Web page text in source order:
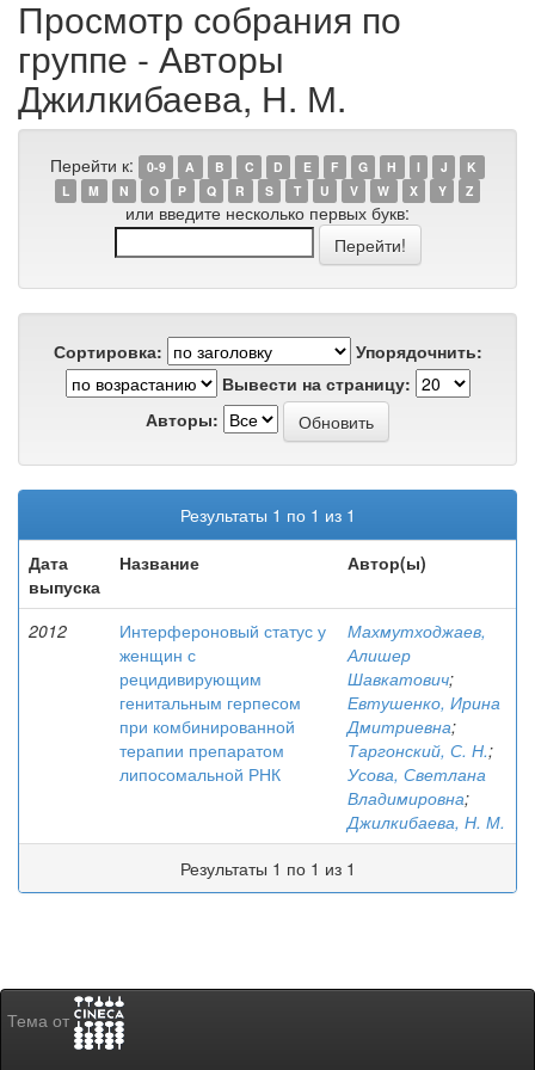
Просмотр собрания по
группе - Авторы
Джилкибаева, Н. М.
Перейти к: 0-9 A B C D E F G H I J
K
L
M N O P Q R S T U V W X Y Z
или введите несколько первых букв:
Сортировка:
Упорядочнить:
Вывести на страницу:
Авторы:
Результаты 1 по 1 из 1
Дата
выпуска
Название Автор(ы)
2012
Интерфероновый статус у
женщин с
рецидивирующим
генитальным герпесом
при комбинированной
терапии препаратом
липосомальной РНК
Махмутходжаев,
Алишер
Шавкатович;
Евтушенко, Ирина
Дмитриевна;
Таргонский, С. Н.;
Усова, Светлана
Владимировна;
Джилкибаева, Н. М.
Результаты 1 по 1 из 1
Тема от